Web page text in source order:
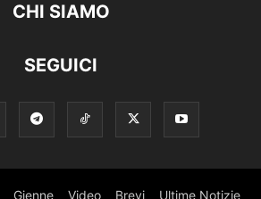
CHI SIAMO
SEGUICI
Gienne Video Brevi Ultime Notizie